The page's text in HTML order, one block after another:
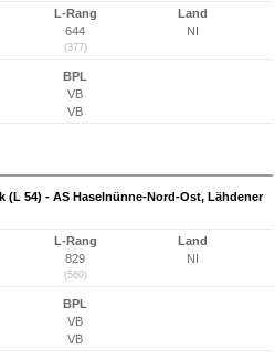
L-Rang
644
(377)
Land
NI
BPL
VB
VB
(L 54) - AS Haselnünne-Nord-Ost, Lähdener
L-Rang
829
(560)
Land
NI
BPL
VB
VB